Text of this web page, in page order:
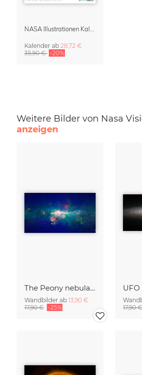
Kalender ab 28,72 €
35,90 € -20%
Weitere Bilder von Nasa
anzeigen
The Peony nebula star
Wandbilder ab 13,90 €
17,90 € -25%
17,90 €